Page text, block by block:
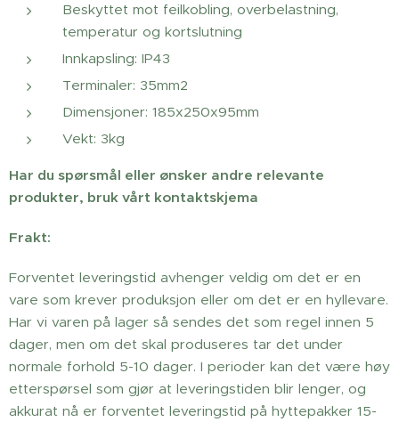
Beskyttet mot feilkobling, overbelastning,
temperatur og kortslutning
Innkapsling: IP43
Terminaler: 35mm2
Dimensjoner: 185x250x95mm
Vekt: 3kg
Har du spørsmål eller ønsker andre relevante
produkter, bruk vårt kontaktskjema
Frakt:
Forventet leveringstid avhenger veldig om det er en
vare som krever produksjon eller om det er en hyllevare.
Har vi varen på lager så sendes det som regel innen 5
dager, men om det skal produseres tar det under
normale forhold 5-10 dager. I perioder kan det være høy
etterspørsel som gjør at leveringstiden blir lenger, og
akkurat nå er forventet leveringstid på hyttepakker 15-